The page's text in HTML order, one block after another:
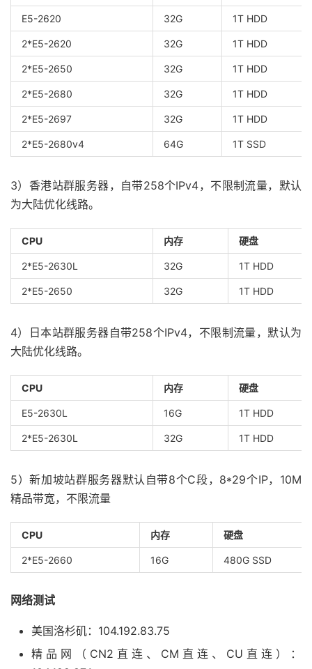
E5-2620 32G 1T HDD
2*E5-2620 32G 1T HDD
2*E5-2650 32G 1T HDD
2*E5-2680 32G 1T HDD
2*E5-2697 32G 1T HDD
2*E5-2680v4 64G 1T SSD
3）香港站群服务器，自带258个IPv4，不限制流量，默认
为大陆优化线路。
CPU 内存 硬盘
2*E5-2630L 32G 1T HDD
2*E5-2650 32G 1T HDD
4）日本站群服务器自带258个IPv4，不限制流量，默认为
大陆优化线路。
CPU 内存 硬盘
E5-2630L 16G 1T HDD
2*E5-2630L 32G 1T HDD
5）新加坡站群服务器默认自带8个C段，8*29个IP，10M
精品带宽，不限流量
CPU 内存 硬盘
2*E5-2660 16G 480G SSD
网络测试
美国洛杉矶：104.192.83.75
精品网（CN2直连、CM直连、CU直连）：